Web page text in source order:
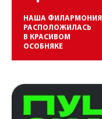
НАША ФИЛАРМОНИЯ
РАСПОЛОЖИЛАСЬ
В КРАСИВОМ
ОСОБНЯКЕ